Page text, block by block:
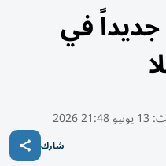
سماً جديداً في
13 يونيو 21:48 2026
شارك